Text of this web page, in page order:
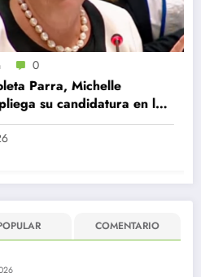
Michelle
candidatura en la
COMENTARIO